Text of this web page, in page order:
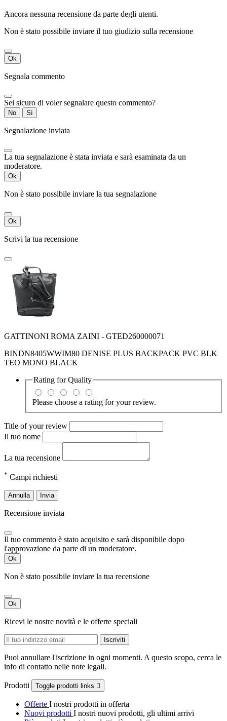
Ancora nessuna recensione da parte degli utenti.
Non è stato possibile inviare il tuo giudizio sulla recensione
Ok
Segnala commento
Sei sicuro di voler segnalare questo commento?
No Sì
Segnalazione inviata
La tua segnalazione è stata inviata e sarà esaminata da un
moderatore.
Ok
Non è stato possibile inviare la tua segnalazione
Ok
Scrivi la tua recensione
GATTINONI ROMA ZAINI - GTED260000071
BINDN8405WWIM80 DENISE PLUS BACKPACK PVC BLK
TEO MONO BLACK
Rating forQuality
Please choose a rating for your review.
Title of your review
Il tuo nome
La tua recensione
* Campi richiesti
Annulla Invia
Recensione inviata
Il tuo commento è stato acquisito e sarà disponibile dopo
l'approvazione da parte di un moderatore.
Ok
Non è stato possibile inviare la tua recensione
Ok
Ricevi le nostre novità e le offerte speciali
Puoi annullare l'iscrizione in ogni momenti. A questo scopo, cerca le
info di contatto nelle note legali.
Prodotti Toggle prodotti links 
Offerte I nostri prodotti in offerta
Nuovi prodotti I nostri nuovi prodotti, gli ultimi arrivi